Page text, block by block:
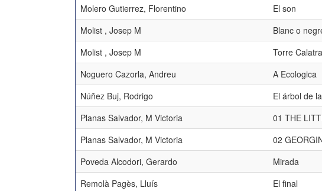
Molero Gutierrez, Florentino
El son
Molist , Josep M
Blanc o
Molist , Josep M
Torre
Noguero Cazorla, Andreu
A Ecologica
Núñez Buj, Rodrigo
El árbol de
Planas Salvador, M Victoria
01 THE
Planas Salvador, M Victoria
02
Poveda Alcodori, Gerardo
Mirada
Remolà Pagès, Lluís
El final